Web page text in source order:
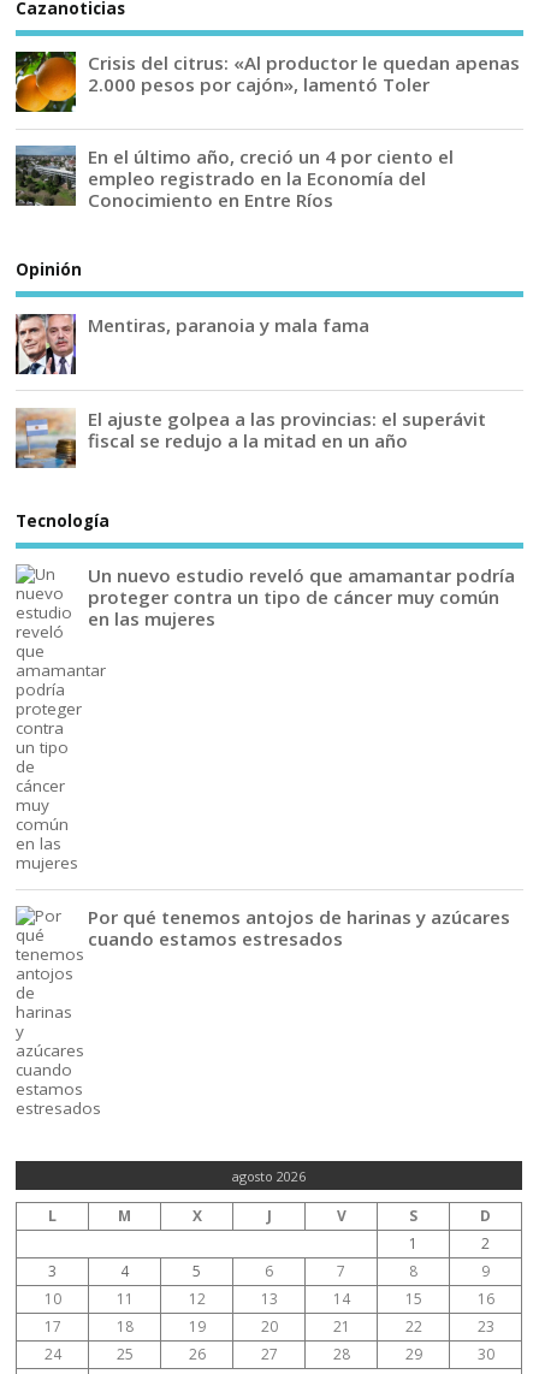
Cazanoticias
Crisis del citrus: «Al productor le quedan apenas
2.000 pesos por cajón», lamentó Toler
En el último año, creció un 4 por ciento el
empleo registrado en la Economía del
Conocimiento en Entre Ríos
Opinión
Mentiras, paranoia y mala fama
El ajuste golpea a las provincias: el superávit
fiscal se redujo a la mitad en un año
Tecnología
Un nuevo estudio reveló que amamantar podría
proteger contra un tipo de cáncer muy común
en las mujeres
Por qué tenemos antojos de harinas y azúcares
cuando estamos estresados
agosto 2026
L M X J V S
D
1
2
3
4 5 6 7 8
9
10
11 12 13 14 15
16
17
18 19 20 21 22
23
24
25 26 27 28 29
30